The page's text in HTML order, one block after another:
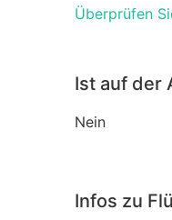
Überprüfen
Ist auf der
Nein
Infos zu